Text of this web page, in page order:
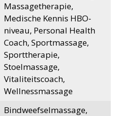
Massagetherapie,
Medische Kennis HBO-
niveau, Personal Health
Coach, Sportmassage,
Sporttherapie,
Stoelmassage,
Vitaliteitscoach,
Wellnessmassage
Bindweefselmassage,